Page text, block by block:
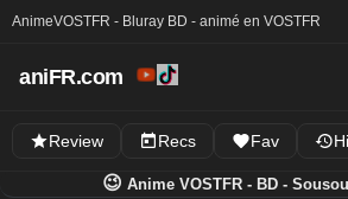
AnimeVOSTFR - Bluray BD - animé en VOSTFR
aniFR.com
Review Recs Fav
😉 Anime VOSTFR - BD -